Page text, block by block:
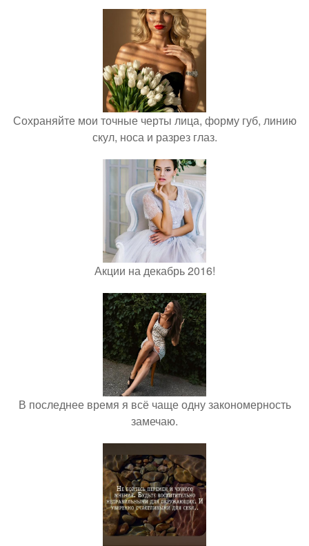
Сохраняйте мои точные черты лица, форму губ, линию
скул, носа и разрез глаз.
Акции на декабрь 2016!
В последнее время я всё чаще одну закономерность
замечаю.